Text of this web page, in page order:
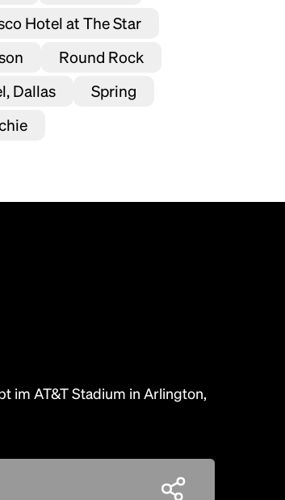
Hotel at The Star
Round Rock
Dallas
Spring
im AT&T Stadium in Arlington,